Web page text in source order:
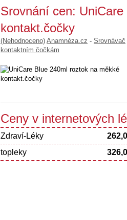
Srovnání cen:
kontakt.čočky
(Nehodnoceno) Anamnéza.cz - Srovnávač
kontaktním čočkám
Ceny v internetových
Zdraví-Léky
topleky